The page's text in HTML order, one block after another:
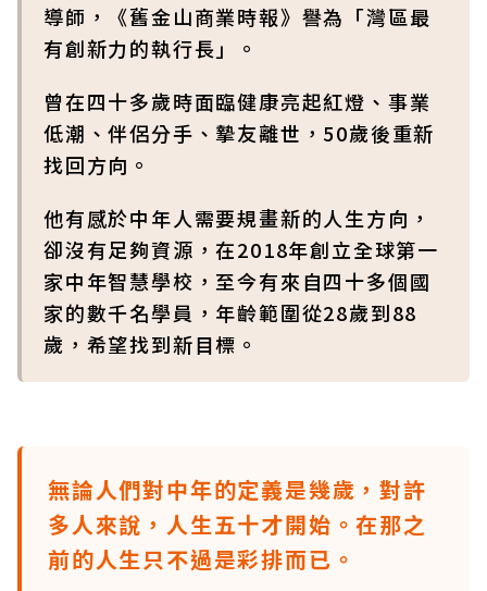
導師，《舊金山商業時報》譽為「灣區最
有創新力的執行長」。
曾在四十多歲時面臨健康亮起紅燈、事業
低潮、伴侶分手、摯友離世，50歲後重新
找回方向。
他有感於中年人需要規畫新的人生方向，
卻沒有足夠資源，在2018年創立全球第一
家中年智慧學校，至今有來自四十多個國
家的數千名學員，年齡範圍從28歲到88
歲，希望找到新目標。
無論人們對中年的定義是幾歲，對許
多人來說，人生五十才開始。在那之
前的人生只不過是彩排而已。